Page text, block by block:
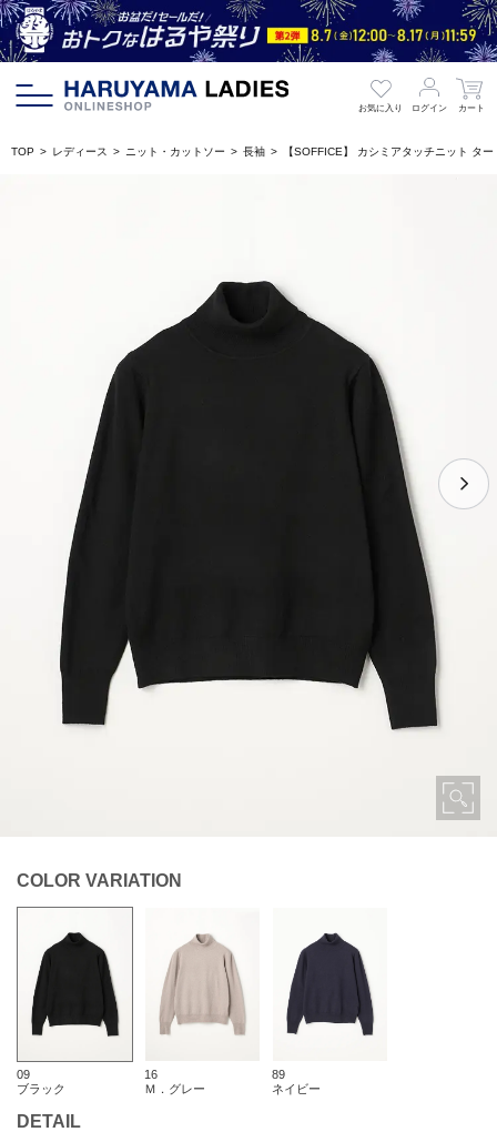
お気に入り ログイン カート
TOP レディース ニット・カットソー 長袖 【SOFFICE】 カシミアタッチニット タ
COLOR VARIATION
09
ブラック
16
Ｍ．グレー
89
ネイビー
DETAIL